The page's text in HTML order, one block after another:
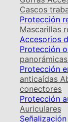
Cascos
Protección
Mascarillas
Accesorios
Protección
panorámicas
Protección
anticaídas
conectores
Protección
Auriculares
Señalización